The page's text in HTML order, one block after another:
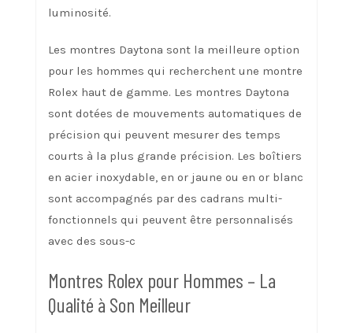
luminosité.
Les montres Daytona sont la meilleure option
pour les hommes qui recherchent une montre
Rolex haut de gamme. Les montres Daytona
sont dotées de mouvements automatiques de
précision qui peuvent mesurer des temps
courts à la plus grande précision. Les boîtiers
en acier inoxydable, en or jaune ou en or blanc
sont accompagnés par des cadrans multi-
fonctionnels qui peuvent être personnalisés
avec des sous-c
Montres Rolex pour Hommes – La
Qualité à Son Meilleur